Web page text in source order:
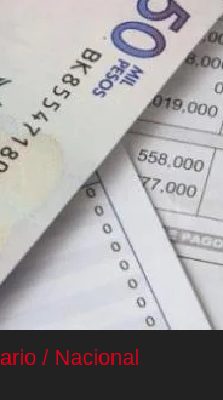
/ Nacional